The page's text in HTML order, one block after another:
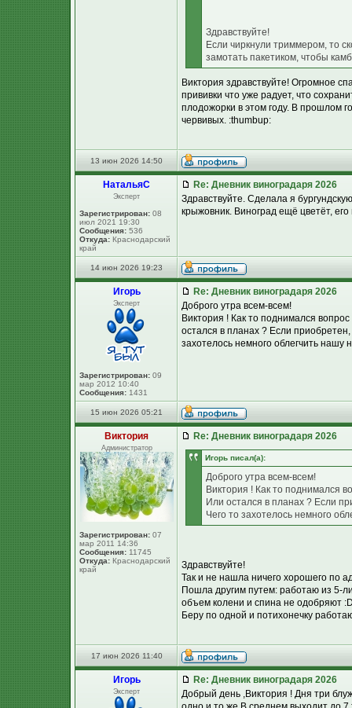
Здравствуйте!
Если чиркнули триммером, то
замотать пакетиком, чтобы
Виктория здравствуйте! Огромное
прививки что уже радует, что
плодожорки в этом году. В прошлом
червивых. :thumbup:
13 июн 2026 14:50
НатальяС
Эксперт
Зарегистрирован: 08
июл 2021 19:30
Сообщения: 536
Откуда: Краснодарский
край
Re: Дневник виноградаря 2026
Здравствуйте. Сделала я
крыжовник. Виноград ещё цветёт,
14 июн 2026 19:23
Игорь
Эксперт
Зарегистрирован: 09
мар 2012 10:40
Сообщения: 1431
Re: Дневник виноградаря 2026
Доброго утра всем-всем!
Виктория ! Как то поднимался
остался в планах ? Если
захотелось немного облегчить нашу
15 июн 2026 05:21
Виктория
Администратор
Зарегистрирован: 07
мар 2011 14:36
Сообщения: 11745
Откуда: Краснодарский
край
Re: Дневник виноградаря 2026
Игорь писал(а):
Доброго утра всем-всем!
Виктория ! Как то поднимался
Или остался в планах ? Если
Чего то захотелось немного
Здравствуйте!
Так и не нашла ничего хорошего по
Пошла другим путем: работаю из 5-
объем колени и спина не одобряют
Беру по одной и потихонечку
17 июн 2026 11:40
Игорь
Эксперт
Re: Дневник виноградаря 2026
Добрый день ,Виктория ! Дня три